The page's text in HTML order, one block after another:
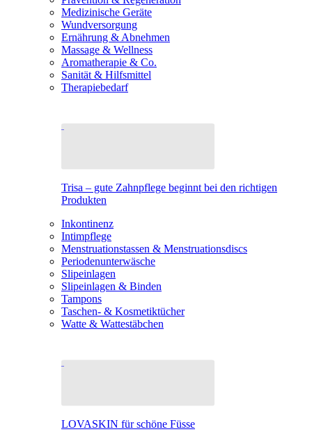
Medizinische Geräte
Wundversorgung
Ernährung & Abnehmen
Massage & Wellness
Aromatherapie & Co.
Sanität & Hilfsmittel
Therapiebedarf
Trisa – gute Zahnpflege beginnt bei den richtigen
Produkten
Inkontinenz
Intimpflege
Menstruationstassen & Menstruationsdiscs
Periodenunterwäsche
Slipeinlagen
Slipeinlagen & Binden
Tampons
Taschen- & Kosmetiktücher
Watte & Wattestäbchen
LOVASKIN für schöne Füsse